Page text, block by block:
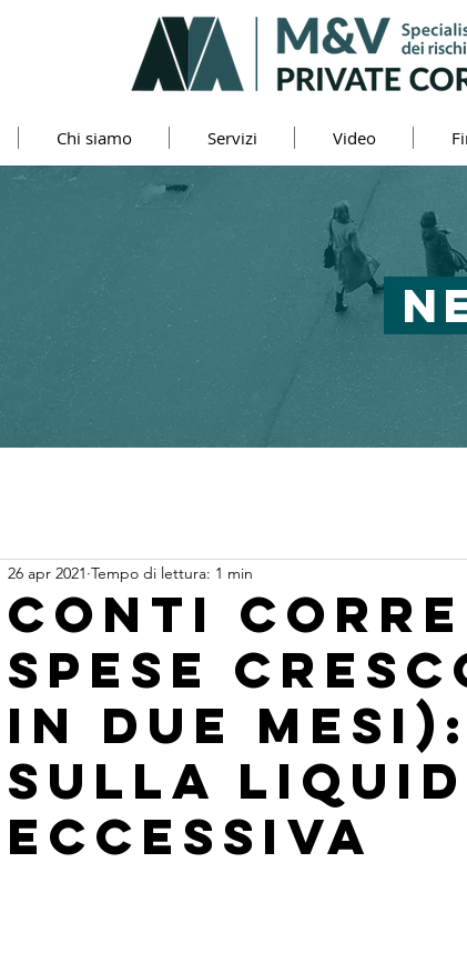
Chi siamo Servizi Video
Conti
spese
in due
sulla
eccessiva
26 apr 2021 Tempo di lettura: 1 min